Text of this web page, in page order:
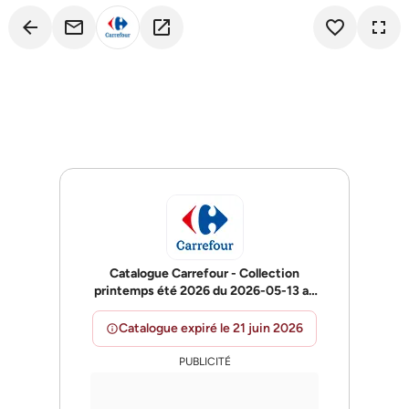
arrow_back email open_in_new favorite_border fullscreen
Catalogue Carrefour - Collection
printemps été 2026 du 2026-05-13 au
2026-06-21
infoCatalogue expiré le 21 juin 2026
PUBLICITÉ